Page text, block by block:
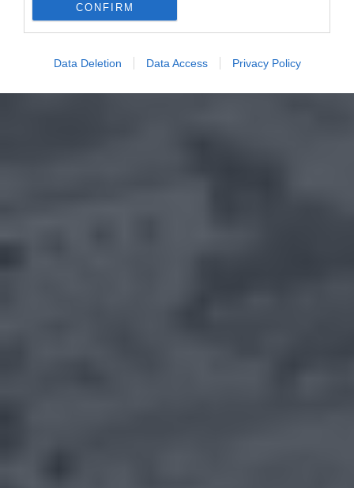
CONFIRM
Data Deletion Data Access Privacy Policy